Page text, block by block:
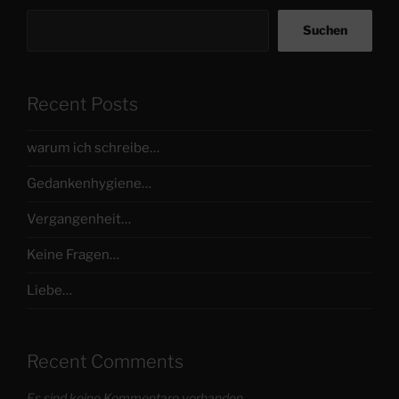
Suchen
Recent Posts
warum ich schreibe…
Gedankenhygiene…
Vergangenheit…
Keine Fragen…
Liebe…
Recent Comments